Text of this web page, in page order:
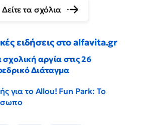
Δείτε τα σχόλια
ειδήσεις στο alfavita.gr
αργία στις 26
Διάταγμα
για το Allou! Fun Park: Το